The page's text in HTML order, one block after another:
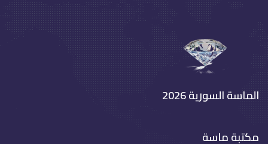
الماسة السورية 2026
مكتبة ماسة